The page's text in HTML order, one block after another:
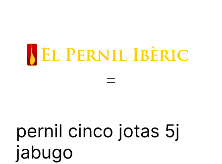
pernil cinco jotas 5j
jabugo